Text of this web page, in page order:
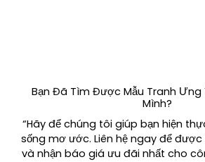
Bạn Đã Tìm Được Mẫu Tranh Ưng
Mình?
“Hãy để chúng tôi giúp bạn hiện
sống mơ ước. Liên hệ ngay để
và nhận báo giá ưu đãi nhất cho